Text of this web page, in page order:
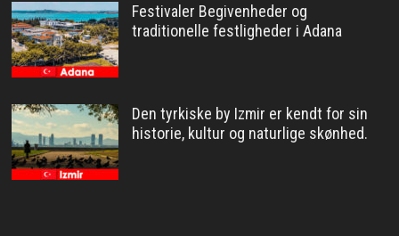
Festivaler Begivenheder og
traditionelle festligheder i Adana
Den tyrkiske by Izmir er kendt for sin
historie, kultur og naturlige skønhed.